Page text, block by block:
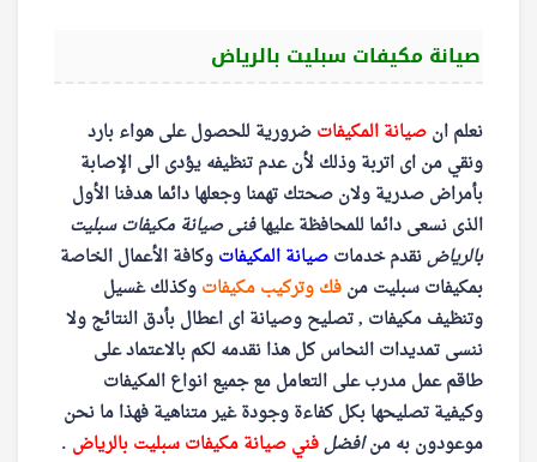
صيانة مكيفات سبليت بالرياض
نعلم انصيانة المكيفاتضرورية للحصول على هواء بارد
ونقي من اى اتربة وذلك لأن عدم تنظيفه يؤدى الى الإصابة
بأمراض صدرية ولان صحتك تهمنا وجعلها دائما هدفنا الأول
الذى نسعى دائما للمحافظة عليهافنى صيانة مكيفات سبليت
بالرياضنقدم خدماتصيانة المكيفاتوكافة الأعمال الخاصة
بمكيفات سبليت منفك وتركيب مكيفاتوكذلك غسيل
وتنظيف مكيفات , تصليح وصيانة اى اعطال بأدق النتائج ولا
ننسى تمديدات النحاس كل هذا نقدمه لكم بالاعتماد على
طاقم عمل مدرب على التعامل مع جميع انواع المكيفات
وكيفية تصليحها بكل كفاءة وجودة غير متناهية فهذا ما نحن
موعودون به منافضلفني صيانة مكيفات سبليت بالرياض .